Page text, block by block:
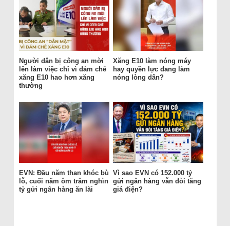
Người dân bị công an mời
lên làm việc chỉ vì dám chê
xăng E10 hao hơn xăng
thường
Xăng E10 làm nóng máy
hay quyền lực đang làm
nóng lòng dân?
EVN: Đầu năm than khóc bù
lỗ, cuối năm ôm trăm nghìn
tỷ gửi ngân hàng ăn lãi
Vì sao EVN có 152.000 tỷ
gửi ngân hàng vẫn đòi tăng
giá điện?